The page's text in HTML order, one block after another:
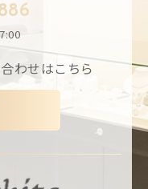
わせはこちら